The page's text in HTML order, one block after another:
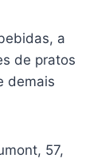
a
de pratos
demais
57,